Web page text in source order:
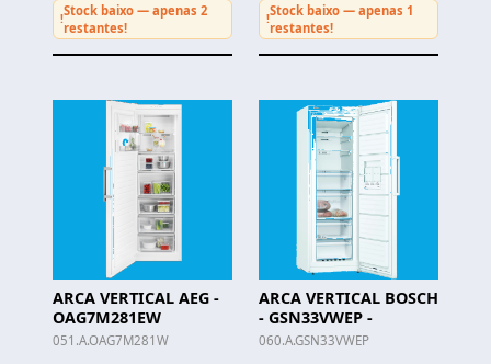
!
Stock baixo — apenas 2
restantes!
!
Stock baixo — apenas 1
restantes!
ARCA VERTICAL AEG -
OAG7M281EW
051.A.OAG7M281W
ARCA VERTICAL BOSCH
- GSN33VWEP -
060.A.GSN33VWEP